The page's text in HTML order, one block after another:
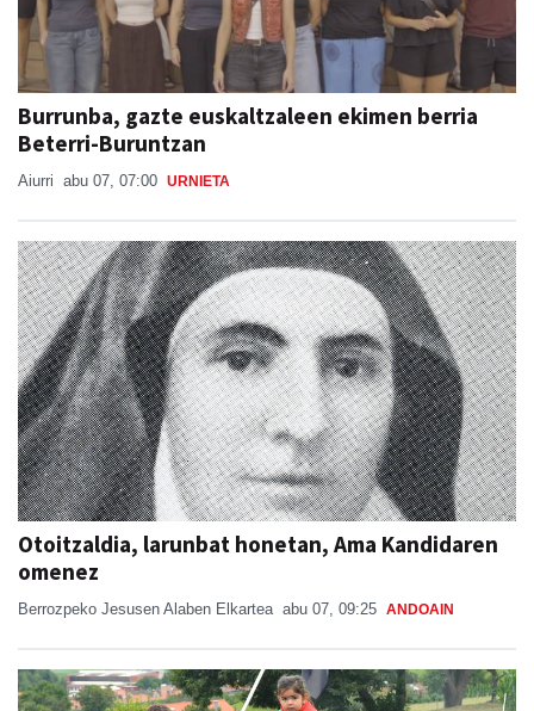
Burrunba, gazte euskaltzaleen ekimen berria
Beterri-Buruntzan
Aiurri abu 07, 07:00 URNIETA
Otoitzaldia, larunbat honetan, Ama Kandidaren
omenez
Berrozpeko Jesusen Alaben Elkartea abu 07, 09:25 ANDOAIN